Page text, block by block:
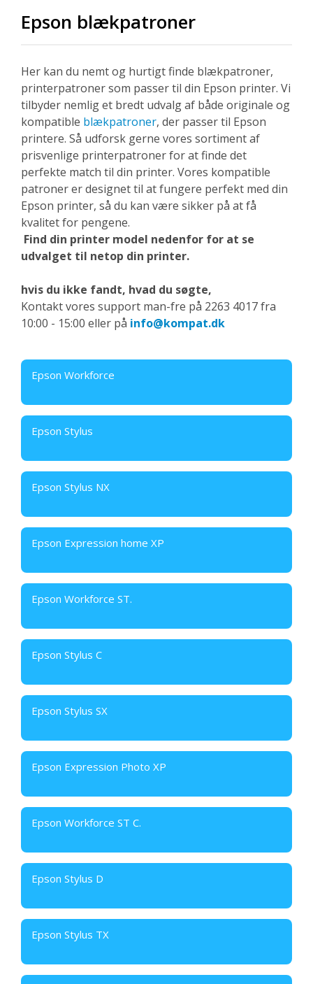
Epson blækpatroner
Her kan du nemt og hurtigt finde blækpatroner,
printerpatroner som passer til din Epson printer. Vi
tilbyder nemlig et bredt udvalg af både originale og
kompatible blækpatroner, der passer til Epson
printere. Så udforsk gerne vores sortiment af
prisvenlige printerpatroner for at finde det
perfekte match til din printer. Vores kompatible
patroner er designet til at fungere perfekt med din
Epson printer, så du kan være sikker på at få
kvalitet for pengene.
Find din printer model nedenfor for at se
udvalget til netop din printer.
hvis du ikke fandt, hvad du søgte,
Kontakt vores support man-fre på 2263 4017 fra
10:00 - 15:00 eller på info@kompat.dk
Epson Workforce
Epson Stylus
Epson Stylus NX
Epson Expression home XP
Epson Workforce ST.
Epson Stylus C
Epson Stylus SX
Epson Expression Photo XP
Epson Workforce ST C.
Epson Stylus D
Epson Stylus TX